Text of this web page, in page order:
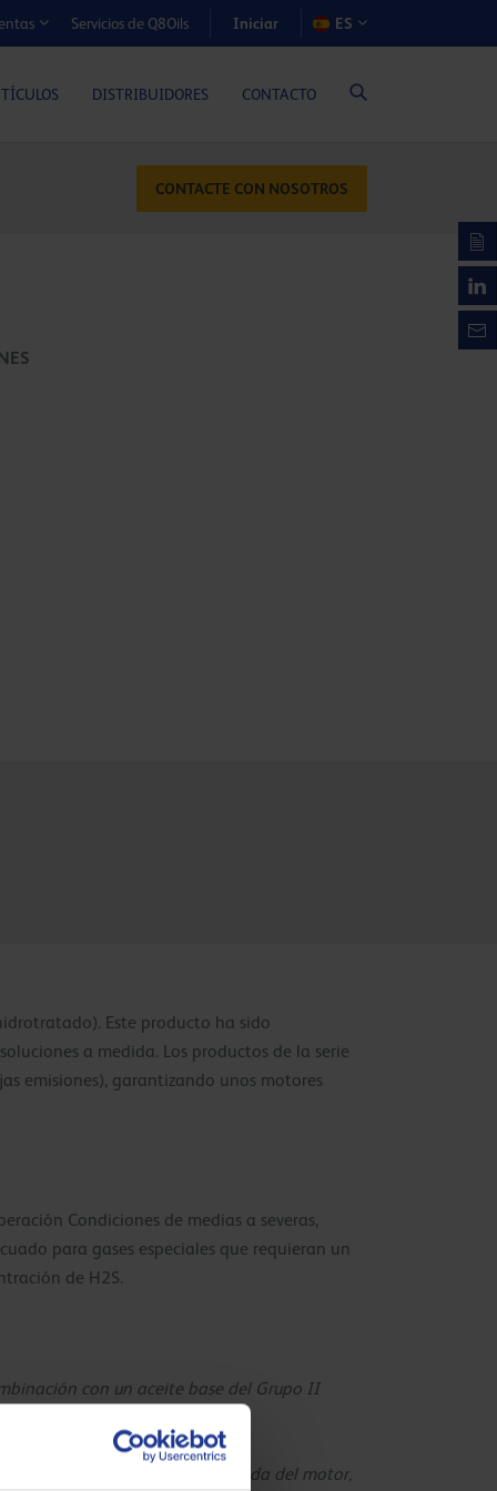
Servicios de Q8Oils Iniciar ES
DISTRIBUIDORES CONTACTO
CONTACTE CON NOSOTROS
Este producto ha sido
a medida. Los productos de la serie
emisiones), garantizando unos motores
Condiciones de medias a severas,
para gases especiales que requieran un
de H2S.
con un aceite base del Grupo II
consigue una limpieza destacada del motor,